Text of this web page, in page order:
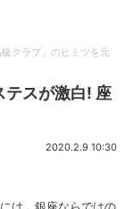
級クラブ」のヒミツを元
テスが激白! 座
2020.2.9 10:30